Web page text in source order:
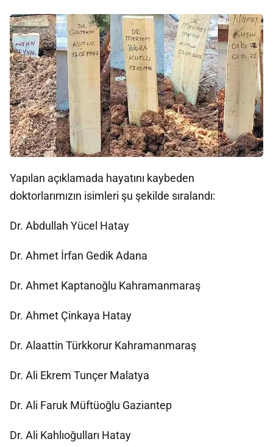
Yapılan açıklamada hayatını kaybeden
doktorlarımızın isimleri şu şekilde sıralandı:
Dr. Abdullah Yücel Hatay
Dr. Ahmet İrfan Gedik Adana
Dr. Ahmet Kaptanoğlu Kahramanmaraş
Dr. Ahmet Çinkaya Hatay
Dr. Alaattin Türkkorur Kahramanmaraş
Dr. Ali Ekrem Tunçer Malatya
Dr. Ali Faruk Müftüoğlu Gaziantep
Dr. Ali Kahlıoğulları Hatay